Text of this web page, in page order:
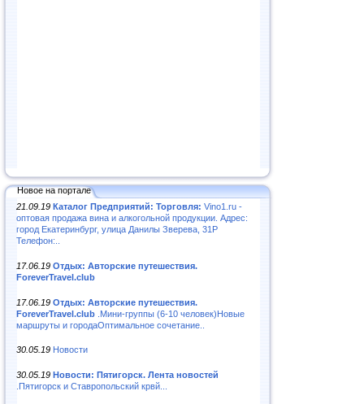
Новое на портале
21.09.19 Каталог Предприятий: Торговля: Vino1.ru -
оптовая продажа вина и алкогольной продукции. Адрес:
город Екатеринбург, улица Данилы Зверева, 31Р
Телефон:..
17.06.19 Отдых: Авторские путешествия.
ForeverTravel.club
17.06.19 Отдых: Авторские путешествия.
ForeverTravel.club .Мини-группы (6-10 человек)Новые
маршруты и городаОптимальное сочетание..
30.05.19 Новости
30.05.19 Новости: Пятигорск. Лента новостей
.Пятигорск и Ставропольский крвй...